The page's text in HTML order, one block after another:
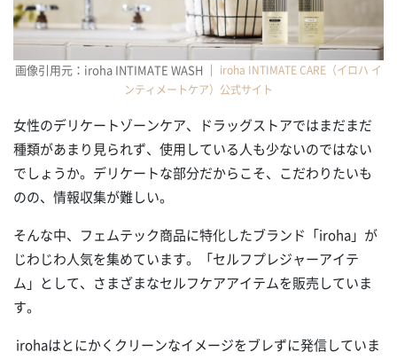
画像引用元：iroha INTIMATE WASH ｜ iroha INTIMATE CARE（イロハ イ
ンティメートケア）公式サイト
女性のデリケートゾーンケア、ドラッグストアではまだまだ
種類があまり見られず、使用している人も少ないのではない
でしょうか。デリケートな部分だからこそ、こだわりたいも
のの、情報収集が難しい。
そんな中、フェムテック商品に特化したブランド「iroha」が
じわじわ人気を集めています。「セルフプレジャーアイテ
ム」として、さまざまなセルフケアアイテムを販売していま
す。
irohaはとにかくクリーンなイメージをブレずに発信していま